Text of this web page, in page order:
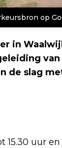
op
in
van
de slag
15.30 uur en